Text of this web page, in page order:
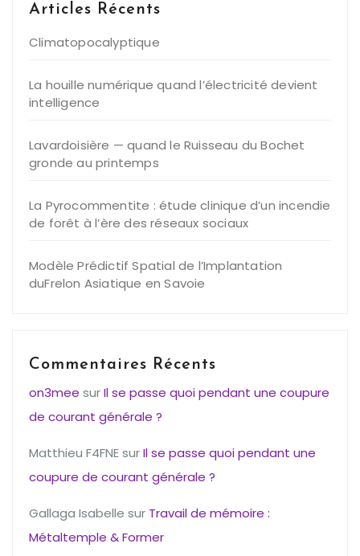
Articles Récents
Climatopocalyptique
La houille numérique quand l’électricité devient
intelligence
Lavardoisière — quand le Ruisseau du Bochet
gronde au printemps
La Pyrocommentite : étude clinique d’un incendie
de forêt à l’ère des réseaux sociaux
Modèle Prédictif Spatial de l’Implantation
duFrelon Asiatique en Savoie
Commentaires Récents
on3mee surIl se passe quoi pendant une coupure
de courant générale ?
Matthieu F4FNEsurIl se passe quoi pendant une
coupure de courant générale ?
Gallaga Isabelle sur Travail de mémoire :
Métaltemple & Former